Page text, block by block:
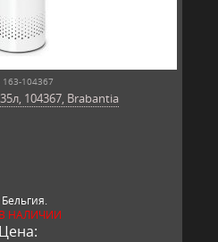
163-104367
104367, Brabantia
НАЛИЧИИ
Цена: